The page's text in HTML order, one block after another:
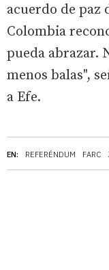
EN: REFERÉNDUM FARC
acuerdo de paz
Colombia
pueda abrazar.
menos balas",
a Efe.